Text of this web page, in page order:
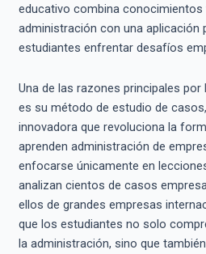
educativo combina
administración con una aplicación
estudiantes enfrentar desafíos
Una de las razones principales por
es su método de estudio de
innovadora que revoluciona la
aprenden administración de
enfocarse únicamente en
analizan cientos de casos
ellos de grandes empresas
que los estudiantes no solo
la administración, sino que